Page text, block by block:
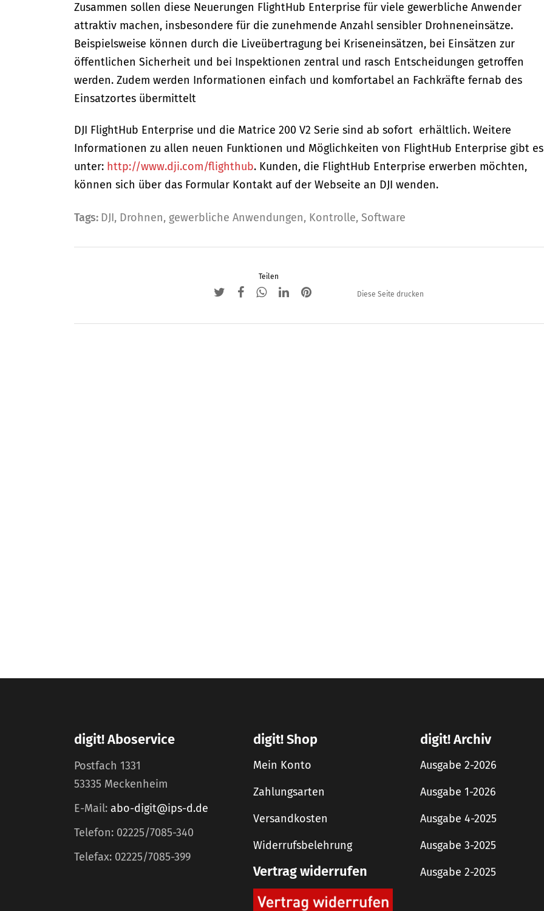
Zusammen sollen diese Neuerungen FlightHub Enterprise für viele gewerbliche Anwender
attraktiv machen, insbesondere für die zunehmende Anzahl sensibler Drohneneinsätze.
Beispielsweise können durch die Liveübertragung bei Kriseneinsätzen, bei Einsätzen zur
öffentlichen Sicherheit und bei Inspektionen zentral und rasch Entscheidungen getroffen
werden. Zudem werden Informationen einfach und komfortabel an Fachkräfte fernab des
Einsatzortes übermittelt
DJI FlightHub Enterprise und die Matrice 200 V2 Serie sind ab sofort erhältlich. Weitere
Informationen zu allen neuen Funktionen und Möglichkeiten von FlightHub Enterprise gibt es
unter: http://www.dji.com/flighthub. Kunden, die FlightHub Enterprise erwerben möchten,
können sich über das Formular Kontakt auf der Webseite an DJI wenden.
Tags: DJI, Drohnen, gewerbliche Anwendungen, Kontrolle, Software
Teilen
Diese Seite drucken
digit! Aboservice
Postfach 1331
53335 Meckenheim
E-Mail: abo-digit@ips-d.de
Telefon: 02225/7085-340
Telefax: 02225/7085-399
digit! Shop
Mein Konto
Zahlungsarten
Versandkosten
Widerrufsbelehrung
Vertrag widerrufen
digit! Archiv
Ausgabe 2-2026
Ausgabe 1-2026
Ausgabe 4-2025
Ausgabe 3-2025
Ausgabe 2-2025